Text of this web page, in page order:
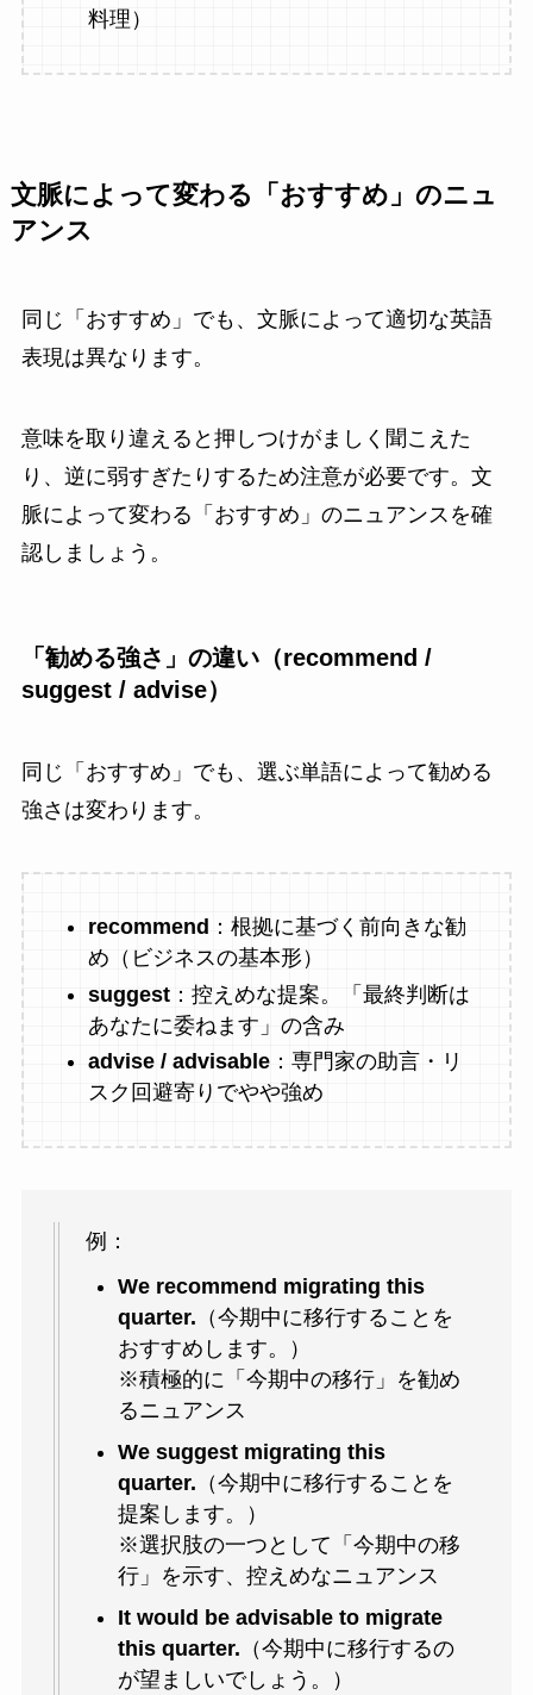
料理）
文脈によって変わる「おすすめ」のニュ
アンス
同じ「おすすめ」でも、文脈によって適切な英語
表現は異なります。
意味を取り違えると押しつけがましく聞こえた
り、逆に弱すぎたりするため注意が必要です。文
脈によって変わる「おすすめ」のニュアンスを確
認しましょう。
「勧める強さ」の違い（recommend /
suggest / advise）
同じ「おすすめ」でも、選ぶ単語によって勧める
強さは変わります。
recommend ：根拠に基づく前向きな勧
め（ビジネスの基本形）
suggest：控えめな提案。「最終判断は
あなたに委ねます」の含み
advise / advisable：専門家の助言・リ
スク回避寄りでやや強め
例：
We recommend migrating this
quarter. （今期中に移行することを
おすすめします。）
※積極的に「今期中の移行」を勧め
るニュアンス
We suggest migrating this
quarter. （今期中に移行することを
提案します。）
※選択肢の一つとして「今期中の移
行」を示す、控えめなニュアンス
It would be advisable to migrate
this quarter. （今期中に移行するの
が望ましいでしょう。）